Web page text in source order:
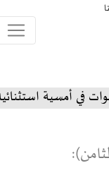
على المسرح